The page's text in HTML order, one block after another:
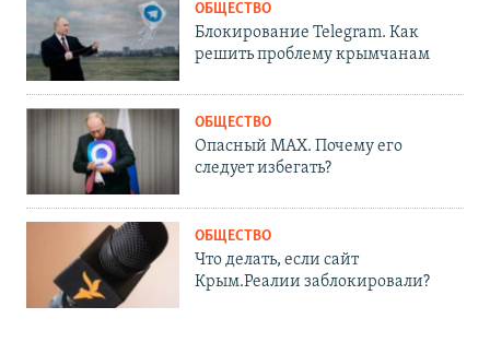
ОБЩЕСТВО
Блокирование Telegram. Как
решить проблему крымчанам
ОБЩЕСТВО
Опасный MAX. Почему его
следует избегать?
ОБЩЕСТВО
Что делать, если сайт
Крым.Реалии заблокировали?